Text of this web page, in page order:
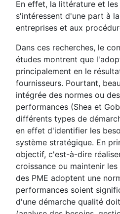
En effet, la littérature et
s'intéressent d'une part à
entreprises et aux
Dans ces recherches, le
études montrent que
principalement en le
fournisseurs. Pourtant,
intégrée des normes ou
performances (Shea et
différents types de
en effet d'identifier les
système stratégique. En
objectif, c'est-à-dire
croissance ou maintenir
des PME adoptent une
performances soient
d'une démarche qualité